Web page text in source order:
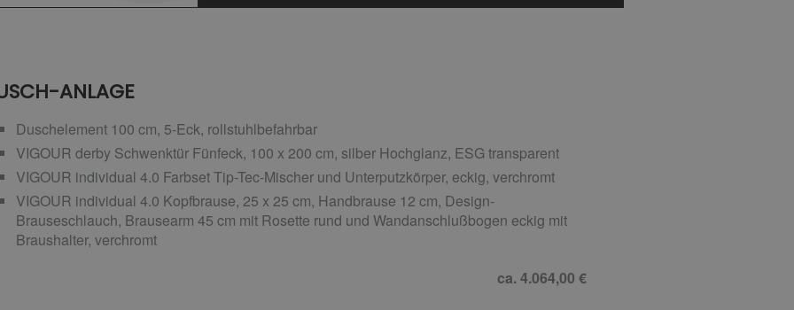
ANLAGE
Duschelement 100 cm, 5-Eck, rollstuhlbefahrbar
VIGOUR derby Schwenktür Fünfeck, 100 x 200 cm, silber Hochglanz, ESG transparent
VIGOUR individual 4.0 Farbset Tip-Tec-Mischer und Unterputzkörper, eckig, verchromt
VIGOUR individual 4.0 Kopfbrause, 25 x 25 cm, Handbrause 12 cm, Design-
Brauseschlauch, Brausearm 45 cm mit Rosette rund und Wandanschlußbogen eckig mit
Braushalter, verchromt
ca. 4.064,00 €